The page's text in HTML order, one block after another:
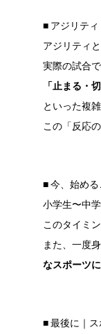
■ アジリテ
アジリティ
実際の試合
「止まる・
といった複
この「反応
■ 今、始め
小学生〜中
このタイミ
また、一度
なスポーツ
■ 最後に｜